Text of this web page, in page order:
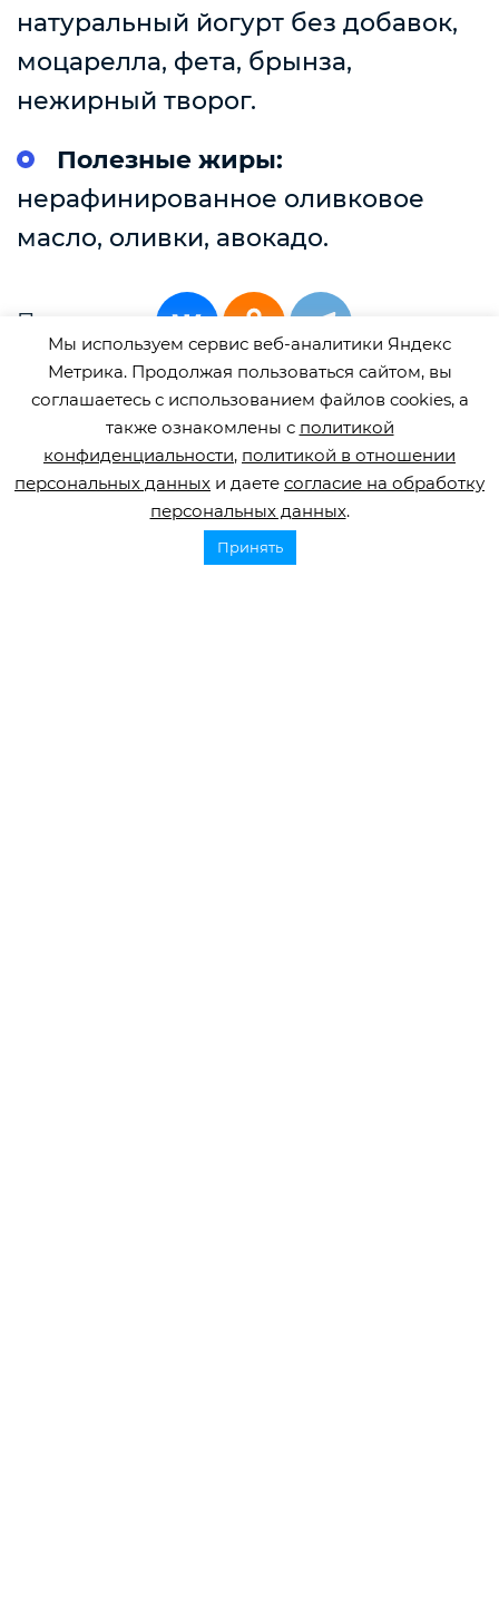
натуральный йогурт без добавок,
моцарелла, фета, брынза,
нежирный творог.
Полезные жиры:
нерафинированное оливковое
масло, оливки, авокадо.
Поделиться
Смотрите также
Как найти сиделку для человека после инсульта
Мы используем сервис веб-аналитики Яндекс
Метрика. Продолжая пользоваться сайтом, вы
соглашаетесь с использованием файлов cookies, а
также ознакомлены с политикой
конфиденциальности, политикой в отношении
персональных данных и даете согласие на обработку
персональных данных.
Принять